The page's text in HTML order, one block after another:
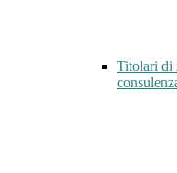
Titolari di